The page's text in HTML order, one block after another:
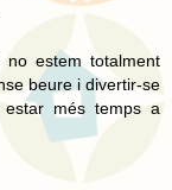
no estem totalment
beure i divertir-se
estar més temps a